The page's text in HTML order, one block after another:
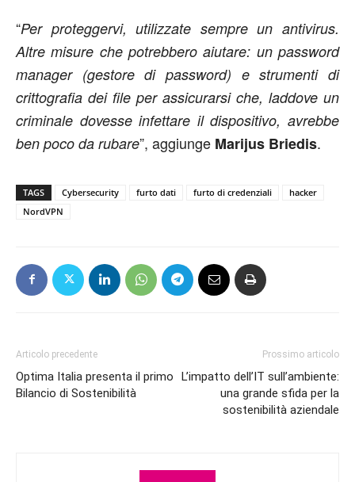
“Per proteggervi, utilizzate sempre un antivirus.
Altre misure che potrebbero aiutare: un password
manager (gestore di password) e strumenti di
crittografia dei file per assicurarsi che, laddove un
criminale dovesse infettare il dispositivo, avrebbe
ben poco da rubare”, aggiunge Marijus Briedis.
TAGS Cybersecurity furto dati furto di credenziali
hacker
NordVPN
Articolo precedente
Optima Italia presenta il primo
Bilancio di Sostenibilità
Prossimo articolo
L’impatto dell’IT sull’ambiente:
una grande sfida per la
sostenibilità aziendale